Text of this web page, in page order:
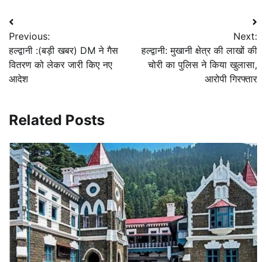
Post
navigation
Previous:
हल्द्वानी :(बड़ी खबर) DM ने गैस
वितरण को लेकर जारी किए नए
आदेश
Next:
हल्द्वानी: मुखानी क्षेत्र की लाखों की
चोरी का पुलिस ने किया खुलासा,
आरोपी गिरफ्तार
Related Posts